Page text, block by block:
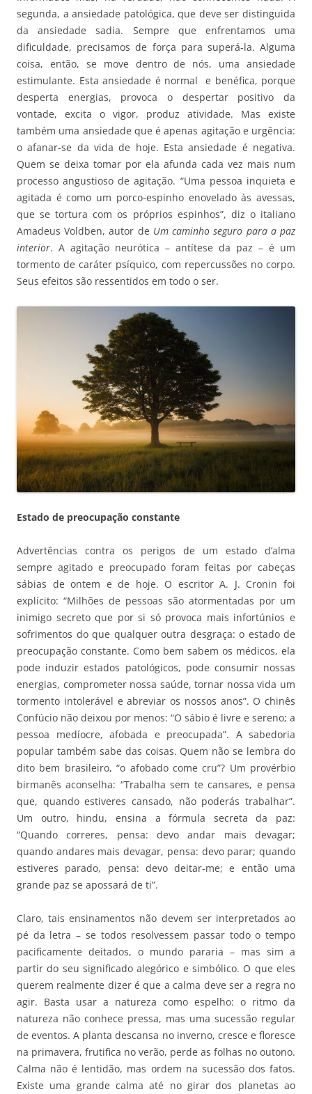
segunda, a ansiedade patológica, que deve ser distinguida
da ansiedade sadia. Sempre que enfrentamos uma
dificuldade, precisamos de força para superá-la. Alguma
coisa, então, se move dentro de nós, uma ansiedade
estimulante. Esta ansiedade é normal e benéfica, porque
desperta energias, provoca o despertar positivo da
vontade, excita o vigor, produz atividade. Mas existe
também uma ansiedade que é apenas agitação e urgência:
o afanar-se da vida de hoje. Esta ansiedade é negativa.
Quem se deixa tomar por ela afunda cada vez mais num
processo angustioso de agitação. “Uma pessoa inquieta e
agitada é como um porco-espinho enovelado às avessas,
que se tortura com os próprios espinhos”, diz o italiano
Amadeus Voldben, autor de Um caminho seguro para a paz
interior. A agitação neurótica – antítese da paz – é um
tormento de caráter psíquico, com repercussões no corpo.
Seus efeitos são ressentidos em todo o ser.
Estado de preocupação constante
Advertências contra os perigos de um estado d’alma
sempre agitado e preocupado foram feitas por cabeças
sábias de ontem e de hoje. O escritor A. J. Cronin foi
explícito: “Milhões de pessoas são atormentadas por um
inimigo secreto que por si só provoca mais infortúnios e
sofrimentos do que qualquer outra desgraça: o estado de
preocupação constante. Como bem sabem os médicos, ela
pode induzir estados patológicos, pode consumir nossas
energias, comprometer nossa saúde, tornar nossa vida um
tormento intolerável e abreviar os nossos anos”. O chinês
Confúcio não deixou por menos: “O sábio é livre e sereno; a
pessoa medíocre, afobada e preocupada”. A sabedoria
popular também sabe das coisas. Quem não se lembra do
dito bem brasileiro, “o afobado come cru”? Um provérbio
birmanês aconselha: “Trabalha sem te cansares, e pensa
que, quando estiveres cansado, não poderás trabalhar”.
Um outro, hindu, ensina a fórmula secreta da paz:
“Quando correres, pensa: devo andar mais devagar;
quando andares mais devagar, pensa: devo parar; quando
estiveres parado, pensa: devo deitar-me; e então uma
grande paz se apossará de ti”.
Claro, tais ensinamentos não devem ser interpretados ao
pé da letra – se todos resolvessem passar todo o tempo
pacificamente deitados, o mundo pararia – mas sim a
partir do seu significado alegórico e simbólico. O que eles
querem realmente dizer é que a calma deve ser a regra no
agir. Basta usar a natureza como espelho: o ritmo da
natureza não conhece pressa, mas uma sucessão regular
de eventos. A planta descansa no inverno, cresce e floresce
na primavera, frutifica no verão, perde as folhas no outono.
Calma não é lentidão, mas ordem na sucessão dos fatos.
Existe uma grande calma até no girar dos planetas ao